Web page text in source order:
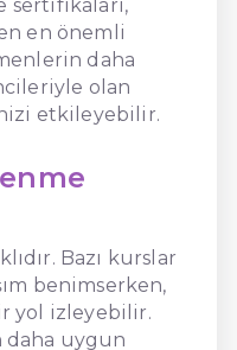
sertifikaları,
en önemli
daha
olan
etkileyebilir.
Bazı kurslar
benimserken,
yol izleyebilir.
daha uygun